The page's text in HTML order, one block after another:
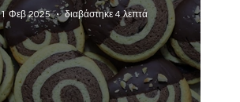
1 Φεβ 2025 διαβάστηκε 4 λεπτά